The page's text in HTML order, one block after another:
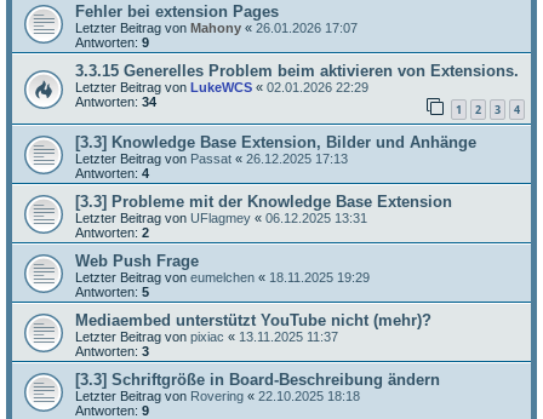
Fehler bei extension Pages
Letzter Beitrag von Mahony « 26.01.2026 17:07
Antworten: 9
3.3.15 Generelles Problem beim aktivieren von Extensions.
Letzter Beitrag von LukeWCS « 02.01.2026 22:29
Antworten: 34 1 2 3 4
[3.3] Knowledge Base Extension, Bilder und Anhänge
Letzter Beitrag von Passat « 26.12.2025 17:13
Antworten: 4
[3.3] Probleme mit der Knowledge Base Extension
Letzter Beitrag von UFlagmey « 06.12.2025 13:31
Antworten: 2
Web Push Frage
Letzter Beitrag von eumelchen « 18.11.2025 19:29
Antworten: 5
Mediaembed unterstützt YouTube nicht (mehr)?
Letzter Beitrag von pixiac « 13.11.2025 11:37
Antworten: 3
[3.3] Schriftgröße in Board-Beschreibung ändern
Letzter Beitrag von Rovering « 22.10.2025 18:18
Antworten: 9